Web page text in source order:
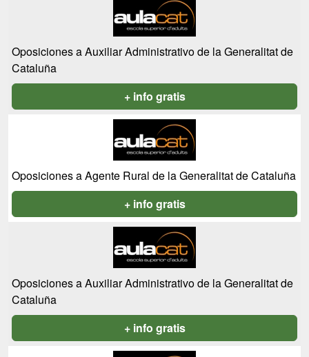
Oposiciones a Auxiliar Administrativo de la Generalitat de
Cataluña
+ info gratis
Oposiciones a Agente Rural de la Generalitat de Cataluña
+ info gratis
Oposiciones a Auxiliar Administrativo de la Generalitat de
Cataluña
+ info gratis